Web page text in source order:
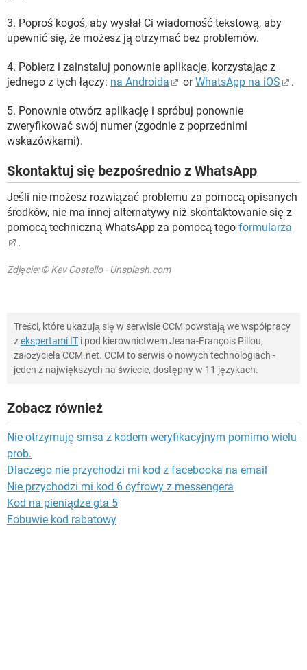
3. Poproś kogoś, aby wysłał Ci wiadomość tekstową, aby
upewnić się, że możesz ją otrzymać bez problemów.
4. Pobierz i zainstaluj ponownie aplikację, korzystając z
jednego z tych łączy: na Androida orWhatsApp na iOS .
5. Ponownie otwórz aplikację i spróbuj ponownie
zweryfikować swój numer (zgodnie z poprzednimi
wskazówkami).
Skontaktuj się bezpośrednio z WhatsApp
Jeśli nie możesz rozwiązać problemu za pomocą opisanych
środków, nie ma innej alternatywy niż skontaktowanie się z
pomocą techniczną WhatsApp za pomocą tego formularza
.
Zdjęcie: © Kev Costello - Unsplash.com
Treści, które ukazują się w serwisie CCM powstają we współpracy
zekspertami IT i pod kierownictwem Jeana-François Pillou,
założyciela CCM.net. CCM to serwis o nowych technologiach -
jeden z największych na świecie, dostępny w 11 językach.
Zobacz również
Nie otrzymuję smsa z kodem weryfikacyjnym pomimo wielu
prob.
Dlaczego nie przychodzi mi kod z facebooka na email
Nie przychodzi mi kod 6 cyfrowy z messengera
Kod na pieniądze gta 5
Eobuwie kod rabatowy